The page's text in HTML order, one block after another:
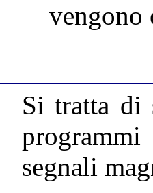
vengono
Si tratta di
segnali